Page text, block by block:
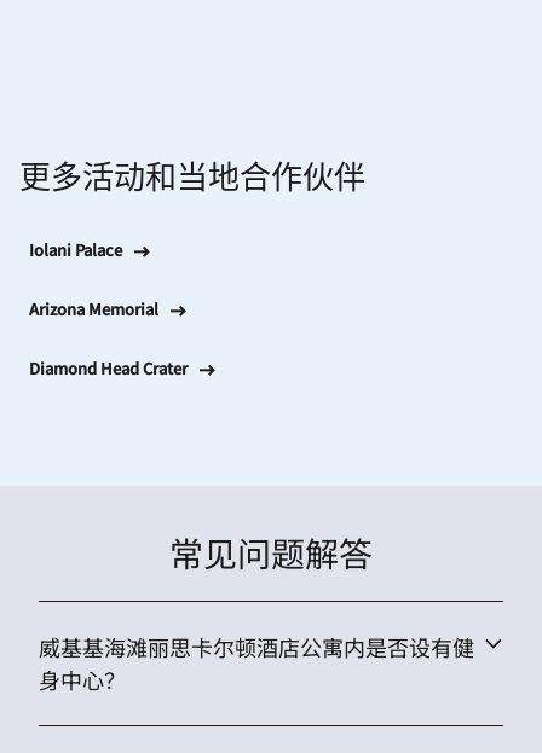
更多活动和当地合作伙伴
Iolani Palace
Arizona Memorial
Diamond Head Crater
常见问题解答
威基基海滩丽思卡尔顿酒店公寓内是否设有健
身中心？